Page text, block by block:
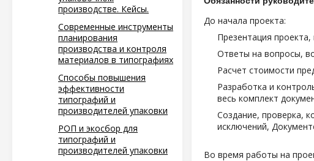
производстве. Кейсы.
Современные инструменты
планирования
производства и контроля
материалов в типографиях
Способы повышения
эффективности
типографий и
производителей упаковки
РОП и экосбор для
типографий и
производителей упаковки
До начала проекта:
Презентация
Ответы на вопросы,
Расчет стоимости
Разработка и
весь комплект
Создание, проверка,
исключений,
Во время работы на